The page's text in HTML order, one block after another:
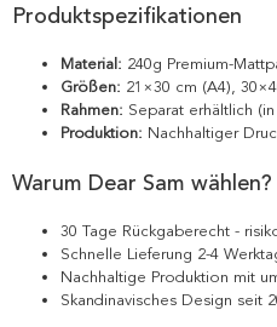
Produktspezifikationen
Material: 240g Premium-
Größen: 21×30 cm (A4),
Rahmen: Separat erhältlich
Produktion: Nachhaltiger
Warum Dear Sam wählen?
30 Tage Rückgaberecht -
Schnelle Lieferung 2-4
Nachhaltige Produktion mit
Skandinavisches Design seit